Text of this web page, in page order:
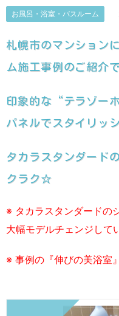
お風呂・浴室・バスルーム
札幌市のマンション
ム施工事例のご紹介
印象的な“テラゾー
パネルでスタイリッ
タカラスタンダード
クラク☆
※ タカラスタンダードの
大幅モデルチェンジして
※ 事例の『伸びの美浴室